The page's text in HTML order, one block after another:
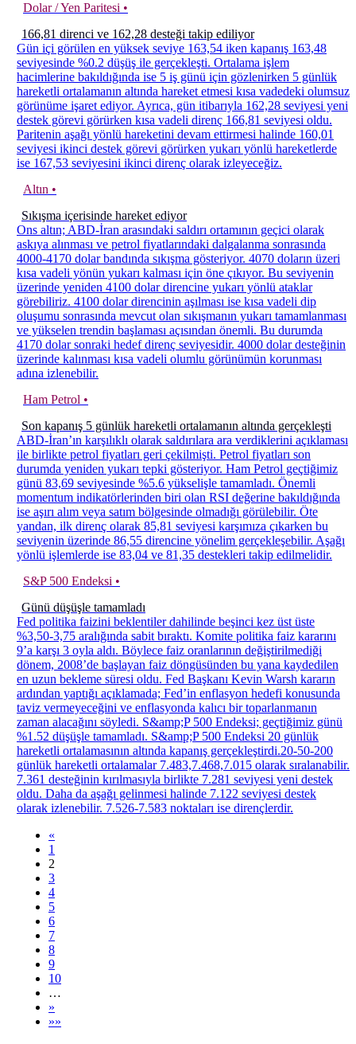
Dolar / Yen Paritesi •
166,81 direnci ve 162,28 desteği takip ediliyor
Gün içi görülen en yüksek seviye 163,54 iken kapanış 163,48
seviyesinde %0.2 düşüş ile gerçekleşti. Ortalama işlem
hacimlerine bakıldığında ise 5 iş günü için gözlenirken 5 günlük
hareketli ortalamanın altında hareket etmesi kısa vadedeki olumsuz
görünüme işaret ediyor. Ayrıca, gün itibarıyla 162,28 seviyesi yeni
destek görevi görürken kısa vadeli direnç 166,81 seviyesi oldu.
Paritenin aşağı yönlü hareketini devam ettirmesi halinde 160,01
seviyesi ikinci destek görevi görürken yukarı yönlü hareketlerde
ise 167,53 seviyesini ikinci direnç olarak izleyeceğiz.
Altın •
Sıkışma içerisinde hareket ediyor
Ons altın; ABD-İran arasındaki saldırı ortamının geçici olarak
askıya alınması ve petrol fiyatlarındaki dalgalanma sonrasında
4000-4170 dolar bandında sıkışma gösteriyor. 4070 doların üzeri
kısa vadeli yönün yukarı kalması için öne çıkıyor. Bu seviyenin
üzerinde yeniden 4100 dolar direncine yukarı yönlü ataklar
görebiliriz. 4100 dolar direncinin aşılması ise kısa vadeli dip
oluşumu sonrasında mevcut olan sıkışmanın yukarı tamamlanması
ve yükselen trendin başlaması açısından önemli. Bu durumda
4170 dolar sonraki hedef direnç seviyesidir. 4000 dolar desteğinin
üzerinde kalınması kısa vadeli olumlu görünümün korunması
adına izlenebilir.
Ham Petrol •
Son kapanış 5 günlük hareketli ortalamanın altında gerçekleşti
ABD-İran’ın karşılıklı olarak saldırılara ara verdiklerini açıklaması
ile birlikte petrol fiyatları geri çekilmişti. Petrol fiyatları son
durumda yeniden yukarı tepki gösteriyor. Ham Petrol geçtiğimiz
günü 83,69 seviyesinde %5.6 yükselişle tamamladı. Önemli
momentum indikatörlerinden biri olan RSI değerine bakıldığında
ise aşırı alım veya satım bölgesinde olmadığı görülebilir. Öte
yandan, ilk direnç olarak 85,81 seviyesi karşımıza çıkarken bu
seviyenin üzerinde 86,55 direncine yönelim gerçekleşebilir. Aşağı
yönlü işlemlerde ise 83,04 ve 81,35 destekleri takip edilmelidir.
S&P 500 Endeksi •
Günü düşüşle tamamladı
Fed politika faizini beklentiler dahilinde beşinci kez üst üste
%3,50-3,75 aralığında sabit bıraktı. Komite politika faiz kararını
9’a karşı 3 oyla aldı. Böylece faiz oranlarının değiştirilmediği
dönem, 2008’de başlayan faiz döngüsünden bu yana kaydedilen
en uzun bekleme süresi oldu. Fed Başkanı Kevin Warsh kararın
ardından yaptığı açıklamada; Fed’in enflasyon hedefi konusunda
taviz vermeyeceğini ve enflasyonda kalıcı bir toparlanmanın
zaman alacağını söyledi. S&amp;P 500 Endeksi; geçtiğimiz günü
%1.52 düşüşle tamamladı. S&amp;P 500 Endeksi 20 günlük
hareketli ortalamasının altında kapanış gerçekleştirdi.20-50-200
günlük hareketli ortalamalar 7.483,7.468,7.015 olarak sıralanabilir.
7.361 desteğinin kırılmasıyla birlikte 7.281 seviyesi yeni destek
oldu. Daha da aşağı gelinmesi halinde 7.122 seviyesi destek
olarak izlenebilir. 7.526-7.583 noktaları ise dirençlerdir.
«
1
2
3
4
5
6
7
8
9
10
…
»
»»